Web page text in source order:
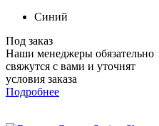
Синий
Под заказ
Наши менеджеры обязательно
свяжутся с вами и уточнят
условия заказа
Подробнее